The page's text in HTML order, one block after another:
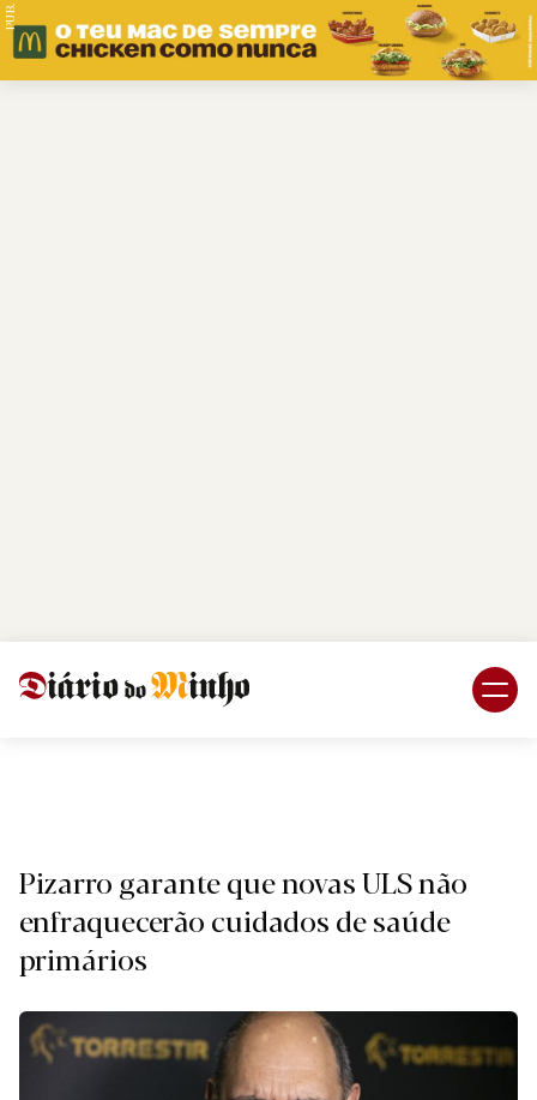
PUB.
Pizarro garante que novas ULS não
enfraquecerão cuidados de saúde
primários